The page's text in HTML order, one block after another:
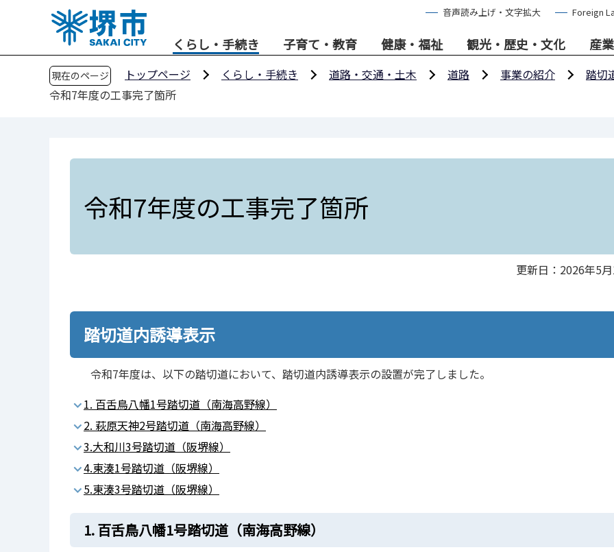
音声読み上げ・文字拡大 Foreign
くらし・手続き 子育て・教育 健康・福祉 観光・歴史・文化 産
現在のページ トップページ くらし・手続き 道路・交通・土木 道路 事業の紹介
踏切
令和7年度の工事完了箇所
令和7年度の工事完了箇所
更新日：2026年5
踏切道内誘導表示
令和7年度は、以下の踏切道において、踏切道内誘導表示の設置が完了しました。
1. 百舌鳥八幡1号踏切道（南海高野線）
2. 萩原天神2号踏切道（南海高野線）
3.大和川3号踏切道（阪堺線）
4.東湊1号踏切道（阪堺線）
5.東湊3号踏切道（阪堺線）
1. 百舌鳥八幡1号踏切道（南海高野線）